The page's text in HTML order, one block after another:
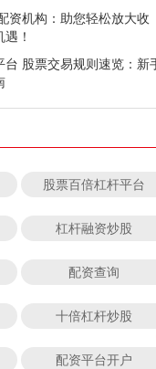
！
台 股票交易规则速览：新
股票百倍杠杆平台
杠杆融资炒股
配资查询
十倍杠杆炒股
配资平台开户